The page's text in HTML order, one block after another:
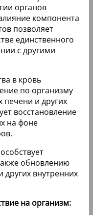
органов
компонента
позволяет
единственного
с другими
в кровь
по организму
печени и других
восстановление
на фоне
обновлению
других внутренних
на организм: